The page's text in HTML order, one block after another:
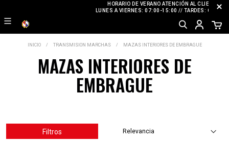
INICIO TRANSMISION MARCHAS MAZAS INTERIORES DE EMBRAGUE
MAZAS INTERIORES DE
EMBRAGUE
Filtros
HORARIO DE VERANO ATENCIÓN AL CLIENTE
LUNES A VIERNES: 07:00-15:00 // TARDES: